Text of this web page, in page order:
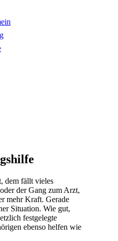
dem fällt vieles
der Gang zum Arzt,
mehr Kraft. Gerade
Situation. Wie gut,
festgelegte
ebenso helfen wie